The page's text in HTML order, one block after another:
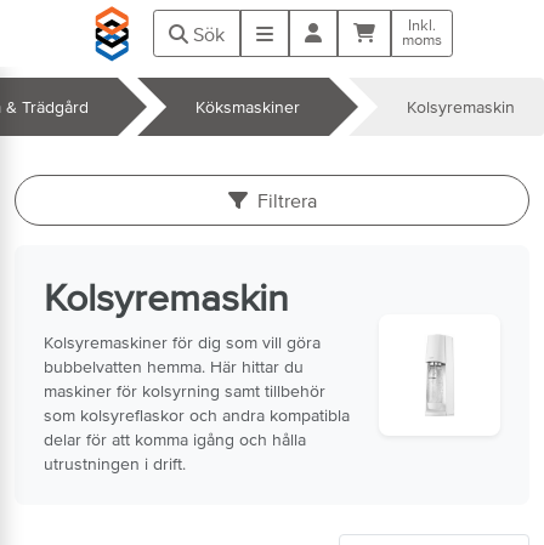
Hoppa till huvudinnehåll
Sök Meny Kundvagn
Inkl.
moms
& Trädgård Köksmaskiner Kolsyremaskin
Filtrera
Kolsyremaskin
Kolsyremaskiner för dig som vill göra
bubbelvatten hemma. Här hittar du
maskiner för kolsyrning samt tillbehör
som kolsyreflaskor och andra kompatibla
delar för att komma igång och hålla
utrustningen i drift.